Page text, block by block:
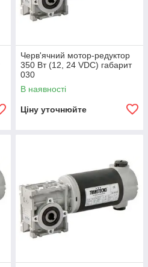
Черв'ячний мотор-редуктор
350 Вт (12, 24 VDC) габарит
030
В наявності
Ціну уточнюйте